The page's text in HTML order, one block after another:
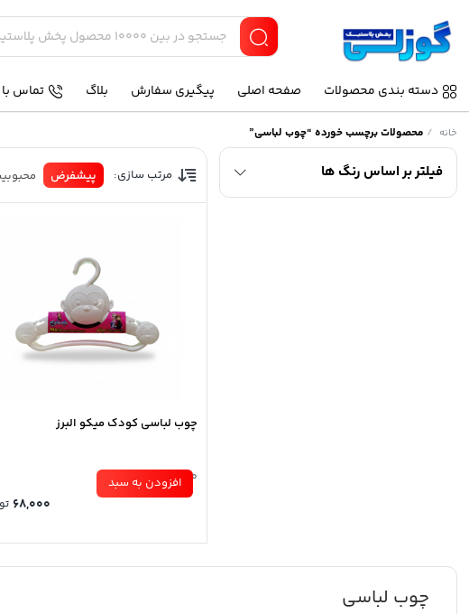
دسته بندی محصولات صفحه اصلی پیگیری سفارش بلاگ تماس با
خانه / محصولات برچسب خورده “چوب لباسی”
فیلتر بر اساس رنگ ها مرتب سازی: پیشفرض
چوب لباسی کودک میکو البرز
موجود در انبار
افزودن به سبد
چوب لباسی